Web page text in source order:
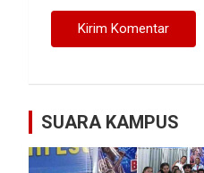
SUARA KAMPUS